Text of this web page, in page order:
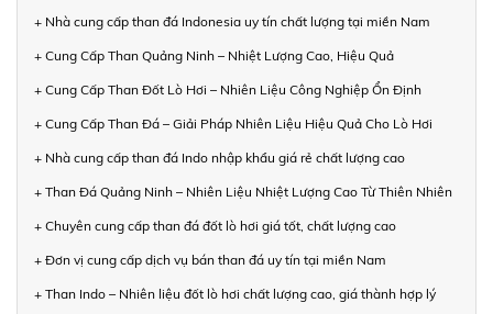
+ Nhà cung cấp than đá Indonesia uy tín chất lượng tại miền Nam
+ Cung Cấp Than Quảng Ninh – Nhiệt Lượng Cao, Hiệu Quả
+ Cung Cấp Than Đốt Lò Hơi – Nhiên Liệu Công Nghiệp Ổn Định
+ Cung Cấp Than Đá – Giải Pháp Nhiên Liệu Hiệu Quả Cho Lò Hơi
+ Nhà cung cấp than đá Indo nhập khẩu giá rẻ chất lượng cao
+ Than Đá Quảng Ninh – Nhiên Liệu Nhiệt Lượng Cao Từ Thiên Nhiên
+ Chuyên cung cấp than đá đốt lò hơi giá tốt, chất lượng cao
+ Đơn vị cung cấp dịch vụ bán than đá uy tín tại miền Nam
+ Than Indo – Nhiên liệu đốt lò hơi chất lượng cao, giá thành hợp lý